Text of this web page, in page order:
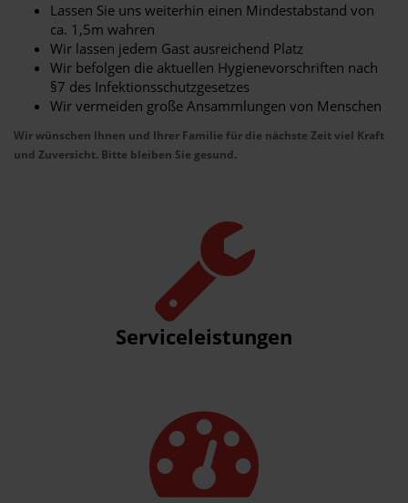
Lassen Sie uns weiterhin einen Mindestabstand von
ca. 1,5m wahren
Wir lassen jedem Gast ausreichend Platz
Wir befolgen die aktuellen Hygienevorschriften nach
§7 des Infektionsschutzgesetzes
Wir vermeiden große Ansammlungen von Menschen
Wir wünschen Ihnen und Ihrer Familie für die nächste Zeit viel Kraft
und Zuversicht. Bitte bleiben Sie gesund.
Serviceleistungen